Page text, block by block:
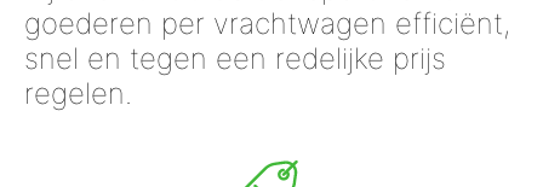
goederen per vrachtwagen efficiënt,
snel en tegen een redelijke prijs
regelen.